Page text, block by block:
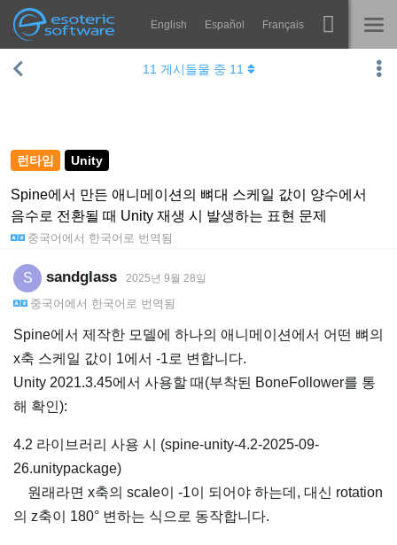
Esoteric Software
Navigation English Español Français
홈
연락처
Spine
알아보기
구매
런타임 Unity
Spine에서 만든 애니메이션의 뼈대 스케일 값이 양수에서
음수로 전환될 때 Unity 재생 시 발생하는 표현 문제
중국어 에서 한국어 로 번역됨
11 게시들물 중 11
S sandglass 2025년 9월 28일
중국어 에서 한국어 로 번역됨
Spine에서 제작한 모델에 하나의 애니메이션에서 어떤 뼈의
x축 스케일 값이 1에서 -1로 변합니다.
Unity 2021.3.45에서 사용할 때(부착된 BoneFollower를 통
해 확인):
4.2 라이브러리 사용 시 (spine-unity-4.2-2025-09-
26.unitypackage)
원래라면 x축의 scale이 -1이 되어야 하는데, 대신 rotation
의 z축이 180° 변하는 식으로 동작합니다.